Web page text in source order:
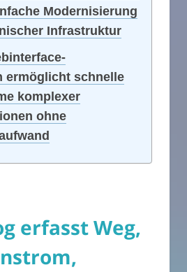
Modernisierung
Infrastruktur
ermöglicht schnelle
komplexer
ohne
erfasst Weg,